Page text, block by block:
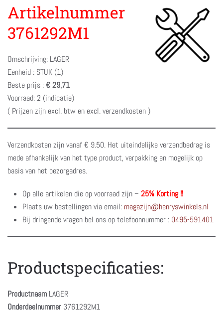
Artikelnummer
3761292M1
Omschrijving: LAGER
Eenheid : STUK (1)
Beste prijs :€ 29,71
Voorraad: 2 (indicatie)
( Prijzen zijn excl. btw en excl. verzendkosten )
Verzendkosten zijn vanaf € 9.50. Het uiteindelijke verzendbedrag is
mede afhankelijk van het type product, verpakking en mogelijk op
basis van het bezorgadres.
Op alle artikelen die op voorraad zijn – 25% Korting !!
Plaats uw bestellingen via email: magazijn@henryswinkels.nl
Bij dringende vragen bel ons op telefoonnummer : 0495-591401
Productspecificaties:
Productnaam LAGER
Onderdeelnummer 3761292M1